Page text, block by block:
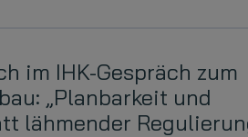
im IHK-Gespräch zum
„Planbarkeit und
lähmender